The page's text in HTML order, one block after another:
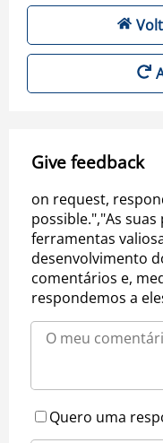
Give feedback
on request,
possible.","As
ferramentas
desenvolvimento
comentários e,
respondemos a
Quero uma